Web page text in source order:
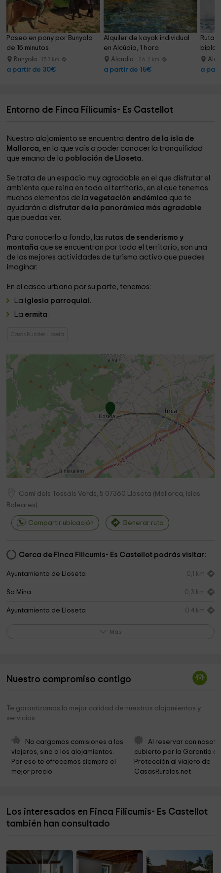
Paseo en pony por Bunyola
de 15 minutos
Bunyola 15.7 km
a partir de 30€
Alquiler de kayak individual
en Alcúdia, 1 hora
Alcudia 26.2 km
a partir de 15€
Ruta
a
Entorno de Finca Filicumis- Es Castellot
Nuestro alojamiento se encuentra dentro de la isla de
Mallorca, en la que vais a poder conocer la tranquilidad
que emana de la población de Lloseta.
Se trata de un espacio muy agradable en el que disfrutar el
ambiente que reina en todo el territorio, en el que tenemos
muchos elementos de lavegetación endémica que te
ayudarán a disfrutar de la panorámica más agradable
que puedas ver.
Para conocerlo a fondo, las rutas de senderismo y
montaña que se encuentran por todo el territorio, son una
de las mejores actividades de turismo activo que puedes
imaginar.
En el casco urbano por su parte, tenemos:
La iglesia parroquial.
La ermita.
Casas Rurales Lloseta
Camí dels Tossals Verds, 5 07360 Lloseta ( Mallorca, Islas
Baleares)
Compartir ubicación Generar ruta
Cerca de Finca Filicumis- Es Castellot podrás visitar:
Ayuntamiento de Lloseta 0,1 km
Sa Mina 0,3 km
Ayuntamiento de Lloseta 0,4 km
Salón Del Reino De Los Testigos Cristianos De
Parròquia de Crist Rei 3,0 km
Ayuntamiento De Mancor De La Vall 3,4 km
ES CEDRE PROJECTES, S.L. 3,5 km
Ayuntamiento de Mancor de la Vall 3,6 km
Casa Llorenç Villalonga. Museu Literari
Más
Nuestro compromiso contigo
Te garantizamos la mejor calidad de nuestros alojamientos y
servicios
No cargamos comisiones a los
viajeros, sino a los alojamientos.
Por eso te ofrecemos siempre el
mejor precio.
Al reservar con
cubierto por la Garantía
Protección al viajero de
CasasRurales.net
Los interesados en Finca Filicumis- Es Castellot
también han consultado